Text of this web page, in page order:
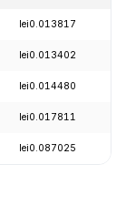
lei0.013817
lei0.013402
lei0.014480
lei0.017811
lei0.087025